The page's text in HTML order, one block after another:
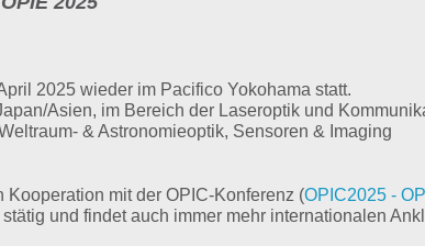
2025 wieder im Pacifico Yokohama statt.
Asien, im Bereich der Laseroptik und
& Astronomieoptik, Sensoren & Imaging
mit der OPIC-Konferenz (OPIC2025 -
und findet auch immer mehr internationalen